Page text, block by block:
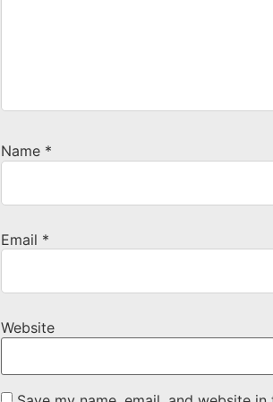
Name *
Email *
Website